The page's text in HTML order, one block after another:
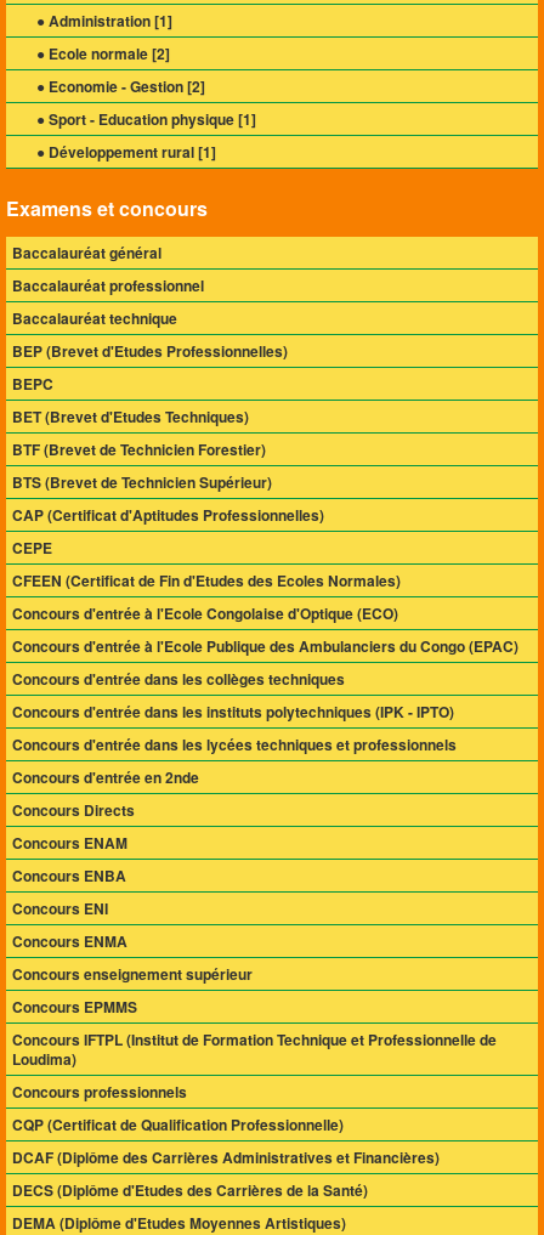
● Administration [1]
● Ecole normale [2]
● Economie - Gestion [2]
● Sport - Education physique [1]
● Développement rural [1]
Examens et concours
Baccalauréat général
Baccalauréat professionnel
Baccalauréat technique
BEP (Brevet d'Etudes Professionnelles)
BEPC
BET (Brevet d'Etudes Techniques)
BTF (Brevet de Technicien Forestier)
BTS (Brevet de Technicien Supérieur)
CAP (Certificat d'Aptitudes Professionnelles)
CEPE
CFEEN (Certificat de Fin d'Etudes des Ecoles Normales)
Concours d'entrée à l'Ecole Congolaise d'Optique (ECO)
Concours d'entrée à l'Ecole Publique des Ambulanciers du Congo (EPAC)
Concours d'entrée dans les collèges techniques
Concours d'entrée dans les instituts polytechniques (IPK - IPTO)
Concours d'entrée dans les lycées techniques et professionnels
Concours d'entrée en 2nde
Concours Directs
Concours ENAM
Concours ENBA
Concours ENI
Concours ENMA
Concours enseignement supérieur
Concours EPMMS
Concours IFTPL (Institut de Formation Technique et Professionnelle de
Loudima)
Concours professionnels
CQP (Certificat de Qualification Professionnelle)
DCAF (Diplôme des Carrières Administratives et Financières)
DECS (Diplôme d'Etudes des Carrières de la Santé)
DEMA (Diplôme d'Etudes Moyennes Artistiques)